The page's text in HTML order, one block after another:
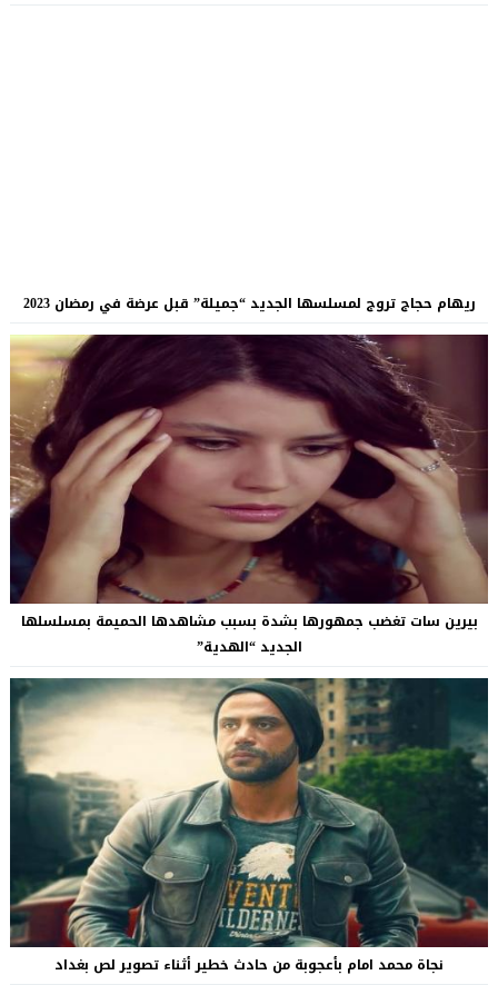
ريهام حجاج تروج لمسلسها الجديد “جميلة” قبل عرضة في رمضان 2023
بيرين سات تغضب جمهورها بشدة بسبب مشاهدها الحميمة بمسلسلها
الجديد “الهدية”
نجاة محمد امام بأعجوبة من حادث خطير أثناء تصوير لص بغداد